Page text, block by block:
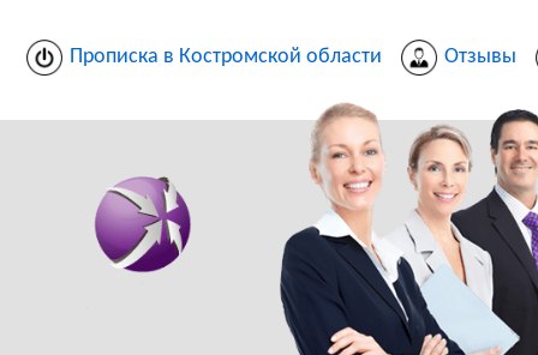
Прописка в Костромской области Отзывы